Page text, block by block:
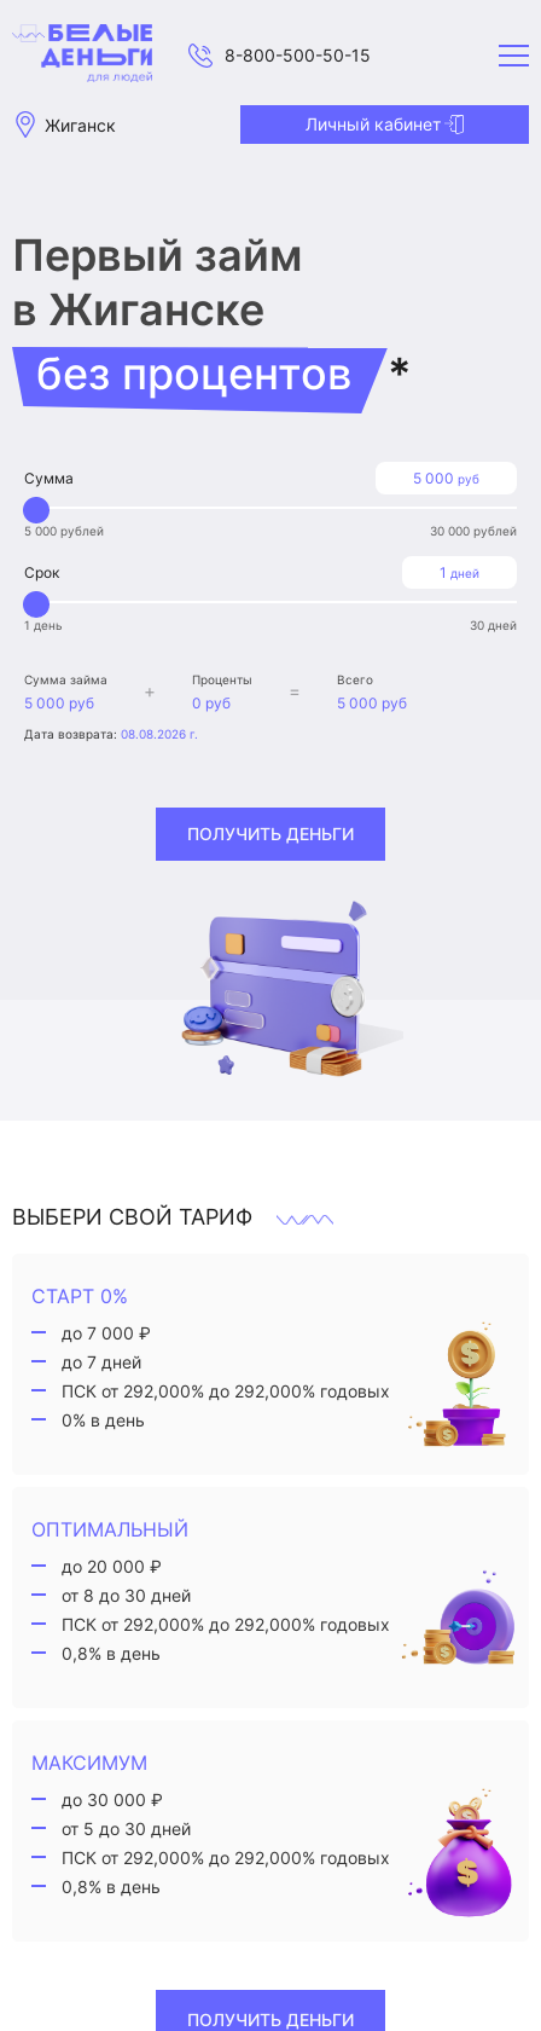
8-800-500-50-15
Жиганск Личный кабинет
Первый займ
в Жиганске
без процентов
*
5 000 руб
Сумма
5 000 рублей 30 000 рублей
1 дней
Срок
1 день 30 дней
Сумма займа
5 000 руб
+ Проценты
0 руб
= Всего
5 000 руб
Дата возврата: 08.08.2026 г.
ПОЛУЧИТЬ ДЕНЬГИ
ВЫБЕРИ СВОЙ ТАРИФ
СТАРТ 0%
до 7 000 ₽
до 7 дней
ПСК от 292,000% до 292,000% годовых
0% в день
ОПТИМАЛЬНЫЙ
до 20 000 ₽
от 8 до 30 дней
ПСК от 292,000% до 292,000% годовых
0,8% в день
МАКСИМУМ
до 30 000 ₽
от 5 до 30 дней
ПСК от 292,000% до 292,000% годовых
0,8% в день
ПОЛУЧИТЬ ДЕНЬГИ